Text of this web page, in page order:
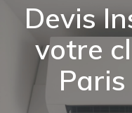
Devis
votre